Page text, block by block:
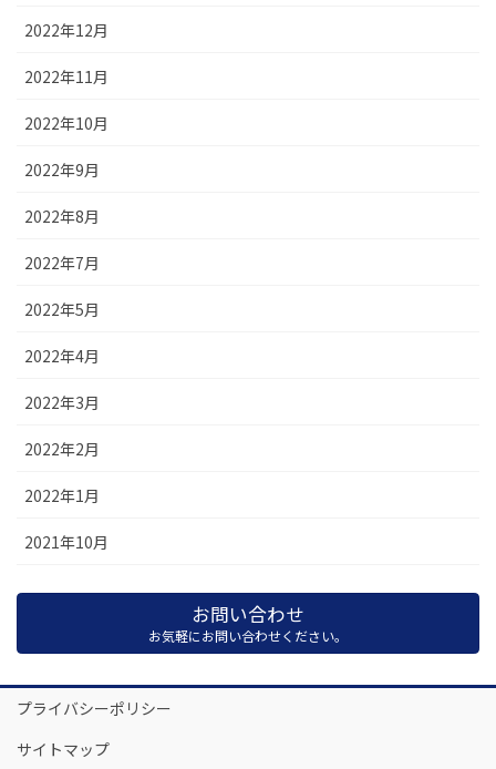
2022年12月
2022年11月
2022年10月
2022年9月
2022年8月
2022年7月
2022年5月
2022年4月
2022年3月
2022年2月
2022年1月
2021年10月
お問い合わせ
お気軽にお問い合わせください。
プライバシーポリシー
サイトマップ